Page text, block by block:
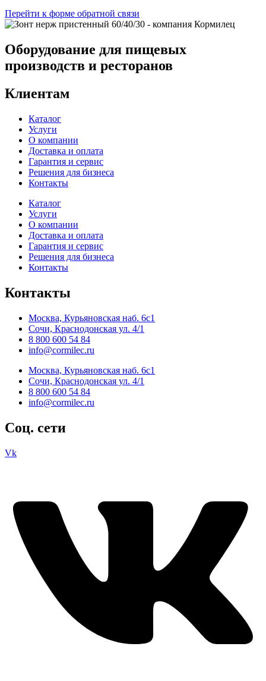
Перейти к форме обратной связи
Оборудование для пищевых
производств и ресторанов
Клиентам
Каталог
Услуги
О компании
Доставка и оплата
Гарантия и сервис
Решения для бизнеса
Контакты
Каталог
Услуги
О компании
Доставка и оплата
Гарантия и сервис
Решения для бизнеса
Контакты
Контакты
Москва, Курьяновская наб. 6с1
Сочи, Краснодонская ул. 4/1
8 800 600 54 84
info@cormilec.ru
Москва, Курьяновская наб. 6с1
Сочи, Краснодонская ул. 4/1
8 800 600 54 84
info@cormilec.ru
Соц. сети
Vk